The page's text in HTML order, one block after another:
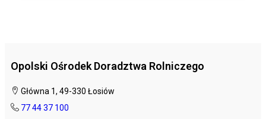
Opolski Ośrodek Doradztwa Rolniczego
Główna 1, 49-330 Łosiów
77 44 37 100